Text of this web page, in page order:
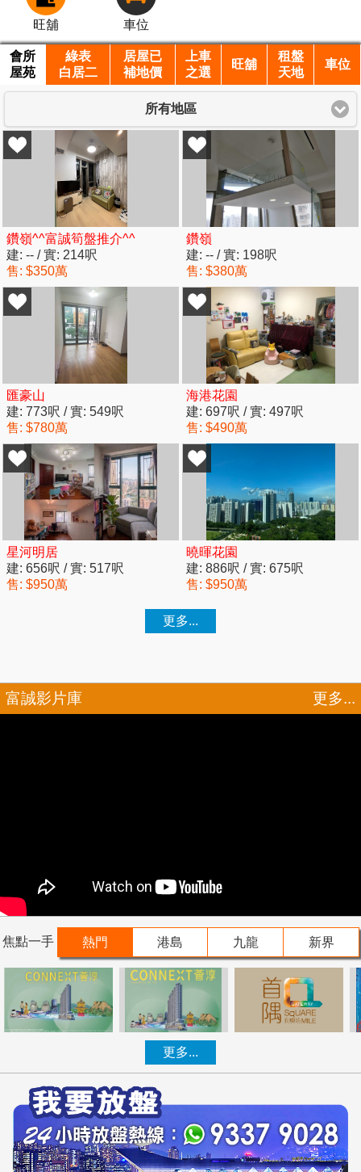
旺舖 車位
會所
屋苑
綠表
白居二
居屋已
補地價
上車
之選
旺舖
租盤
天地
車位
富誠影片庫 更多...
焦點一手 熱門 港島 九龍 新界
更多...